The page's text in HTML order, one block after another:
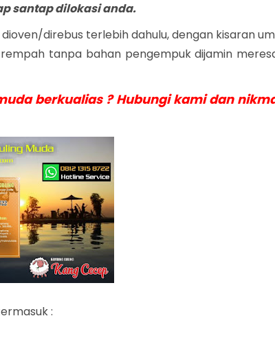
santap dilokasi anda.
direbus terlebih dahulu, dengan kisaran
tanpa bahan pengempuk dijamin
berkualias ? Hubungi kami dan
: